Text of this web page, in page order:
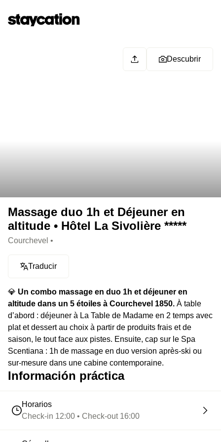
Descubrir
Massage duo 1h et Déjeuner en
altitude • Hôtel La Sivolière *****
Courchevel •
Traducir
💎 Un combo massage en duo 1h et déjeuner en
altitude dans un 5 étoiles à Courchevel 1850. À table
d’abord : déjeuner à La Table de Madame en 2 temps avec
plat et dessert au choix à partir de produits frais et de
saison, le tout face aux pistes. Ensuite, cap sur le Spa
Scentiana : 1h de massage en duo version après-ski ou
sur-mesure dans une cabine contemporaine.
Información práctica
Horarios
Check-in 12:00 • Check-out 16:00